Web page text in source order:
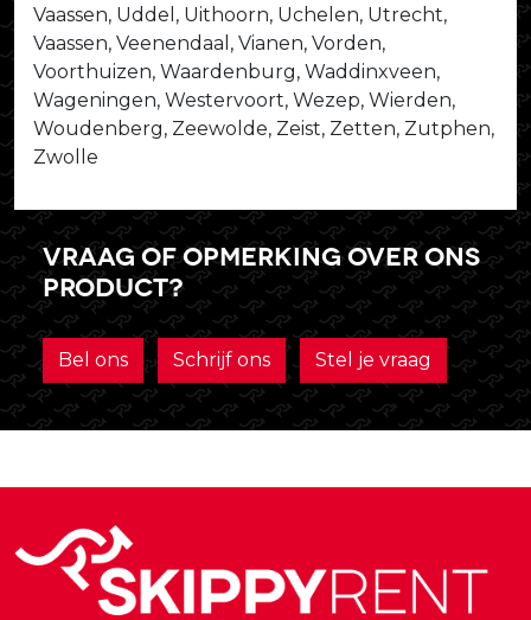
Vaassen, Uddel, Uithoorn, Uchelen, Utrecht,
Vaassen, Veenendaal, Vianen, Vorden,
Voorthuizen, Waardenburg, Waddinxveen,
Wageningen, Westervoort, Wezep, Wierden,
Woudenberg, Zeewolde, Zeist, Zetten, Zutphen,
Zwolle
Vraag of opmerking over ons
product?
Bel ons Schrijf ons Stel je vraag